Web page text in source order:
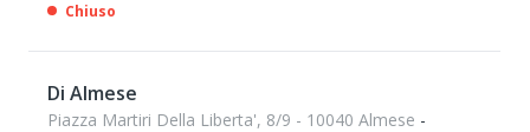
Chiuso
Di Almese
Piazza Martiri Della Liberta', 8/9 - 10040 Almese -